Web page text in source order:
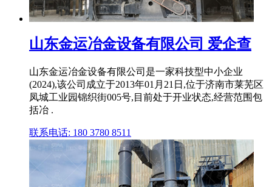
山东金运冶金设备有限公司 爱企查
山东金运冶金设备有限公司是一家科技型中小企业
(2024),该公司成立于2013年01月21日,位于济南市莱芜区
凤城工业园锦织街005号,目前处于开业状态,经营范围包
括冶 .
联系电话: 180 3780 8511